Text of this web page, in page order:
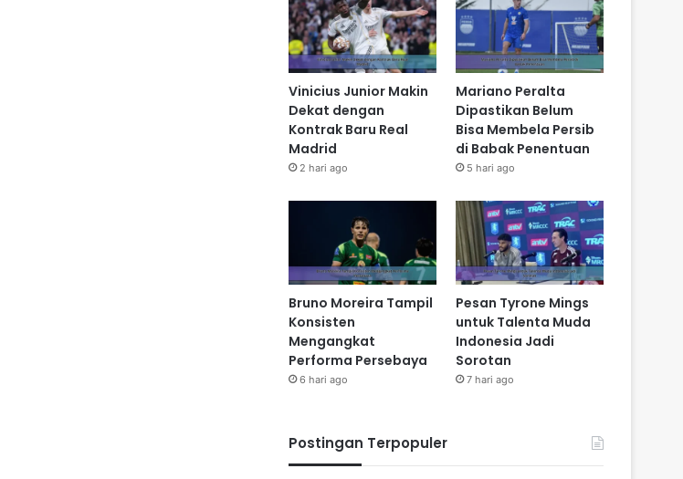
Vinicius Junior Makin
Dekat dengan
Kontrak Baru Real
Madrid
2 hari ago
Mariano Peralta
Dipastikan Belum
Bisa Membela Persib
di Babak Penentuan
5 hari ago
Bruno Moreira Tampil
Konsisten
Mengangkat
Performa Persebaya
6 hari ago
Pesan Tyrone Mings
untuk Talenta Muda
Indonesia Jadi
Sorotan
7 hari ago
Postingan Terpopuler